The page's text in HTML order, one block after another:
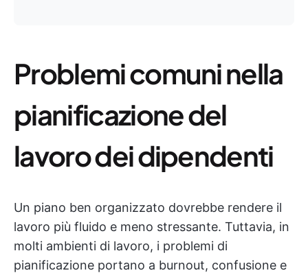
Problemi comuni nella
pianificazione del
lavoro dei dipendenti
Un piano ben organizzato dovrebbe rendere il
lavoro più fluido e meno stressante. Tuttavia, in
molti ambienti di lavoro, i problemi di
pianificazione portano a burnout, confusione e